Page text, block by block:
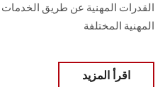
القدرات المهنية عن طريق الخدمات
المهنية المختلفة
اقرأ المزيد